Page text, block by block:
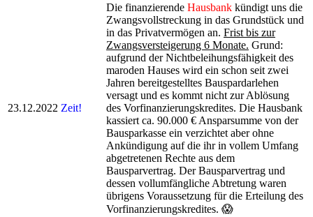
23.12.2022 Zeit!
Die finanzierende Hausbank kündigt uns die
Zwangsvollstreckung in das Grundstück und
in das Privatvermögen an. Frist bis zur
Zwangsversteigerung 6 Monate. Grund:
aufgrund der Nichtbeleihungsfähigkeit des
maroden Hauses wird ein schon seit zwei
Jahren bereitgestelltes Bauspardarlehen
versagt und es kommt nicht zur Ablösung
des Vorfinanzierungskredites. Die Hausbank
kassiert ca. 90.000 € Ansparsumme von der
Bausparkasse ein verzichtet aber ohne
Ankündigung auf die ihr in vollem Umfang
abgetretenen Rechte aus dem
Bausparvertrag. Der Bausparvertrag und
dessen vollumfängliche Abtretung waren
übrigens Voraussetzung für die Erteilung des
Vorfinanzierungskredites. 😱